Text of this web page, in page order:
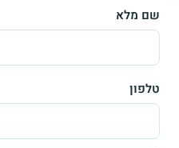
שם מלא
טלפון